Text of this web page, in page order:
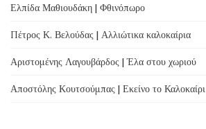
Ελπίδα Μαθιουδάκη | Φθινόπωρο
Πέτρος Κ. Βελούδας | Αλλιώτικα καλοκαίρια
Αριστομένης Λαγουβάρδος | Έλα στου χωριού
Αποστόλης Κουτσούμπας | Εκείνο το Καλοκαίρι